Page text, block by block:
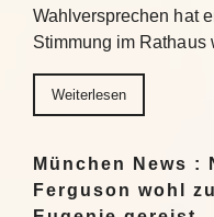
Wahlversprechen hat
Stimmung im Rathaus
Weiterlesen
München News :
Ferguson wohl